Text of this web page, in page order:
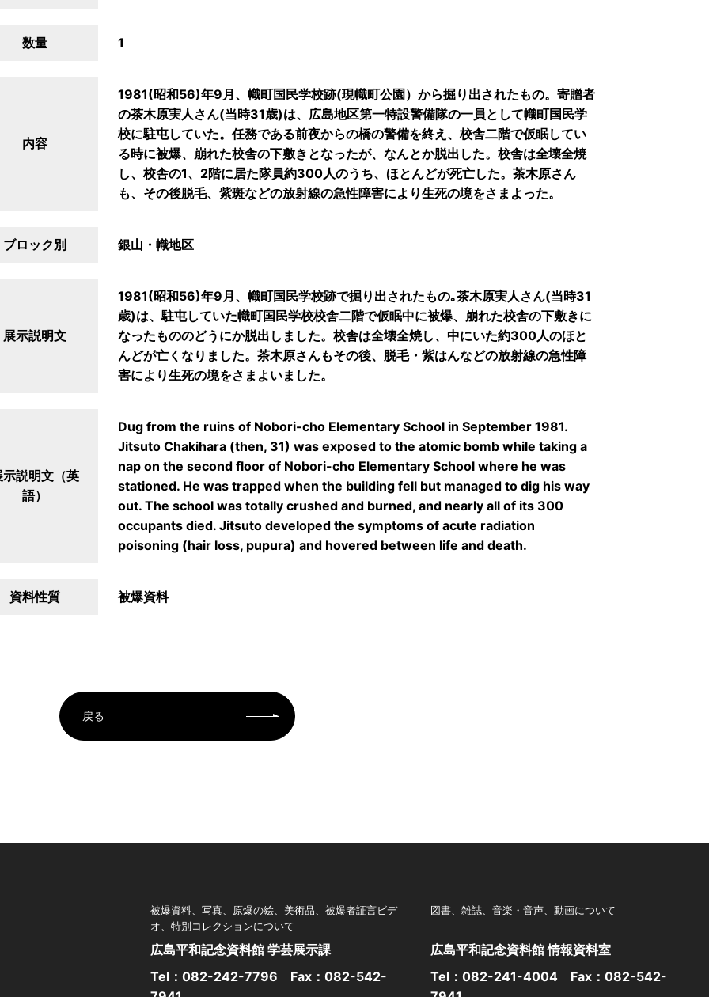
数量 1
内容
1981(昭和56)年9月、幟町国民学校跡(現幟町公園）から掘り出されたもの。寄贈者
の茶木原実人さん(当時31歳)は、広島地区第一特設警備隊の一員として幟町国民学
校に駐屯していた。任務である前夜からの橋の警備を終え、校舎二階で仮眠してい
る時に被爆、崩れた校舎の下敷きとなったが、なんとか脱出した。校舎は全壊全焼
し、校舎の1、2階に居た隊員約300人のうち、ほとんどが死亡した。茶木原さん
も、その後脱毛、紫斑などの放射線の急性障害により生死の境をさまよった。
ブロック別 銀山・幟地区
展示説明文
1981(昭和56)年9月、幟町国民学校跡で掘り出されたもの｡茶木原実人さん(当時31
歳)は、駐屯していた幟町国民学校校舎二階で仮眠中に被爆、崩れた校舎の下敷きに
なったもののどうにか脱出しました。校舎は全壊全焼し、中にいた約300人のほと
んどが亡くなりました。茶木原さんもその後、脱毛・紫はんなどの放射線の急性障
害により生死の境をさまよいました。
示説明文（英
語）
Dug from the ruins of Nobori-cho Elementary School in September 1981.
Jitsuto Chakihara (then, 31) was exposed to the atomic bomb while taking a
nap on the second floor of Nobori-cho Elementary School where he was
stationed. He was trapped when the building fell but managed to dig his way
out. The school was totally crushed and burned, and nearly all of its 300
occupants died. Jitsuto developed the symptoms of acute radiation
poisoning (hair loss, pupura) and hovered between life and death.
資料性質 被爆資料
戻る
被爆資料、写真、原爆の絵、美術品、被爆者証言ビデ
オ、特別コレクションについて
広島平和記念資料館 学芸展示課
Tel： 082-242-7796 Fax：082-542-
図書、雑誌、音楽・音声、動画について
広島平和記念資料館 情報資料室
Tel： 082-241-4004 Fax：082-542-